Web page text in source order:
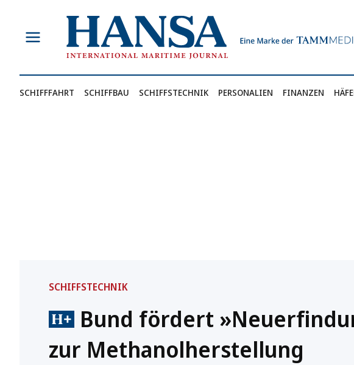
springen
SCHIFFFAHRT SCHIFFBAU SCHIFFSTECHNIK PERSONALIEN FINANZEN
SCHIFFSTECHNIK
Bund fördert
zur Methanolherstellung